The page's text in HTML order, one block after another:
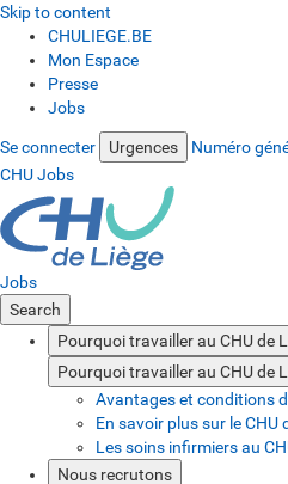
Skip to content
CHULIEGE.BE
Mon Espace
Presse
Jobs
Se connecter Urgences Numéro
CHU Jobs
Jobs
Search
Pourquoi travailler au CHU de
Pourquoi travailler au CHU de
Avantages et conditions
En savoir plus sur le CHU
Les soins infirmiers au
Nous recrutons